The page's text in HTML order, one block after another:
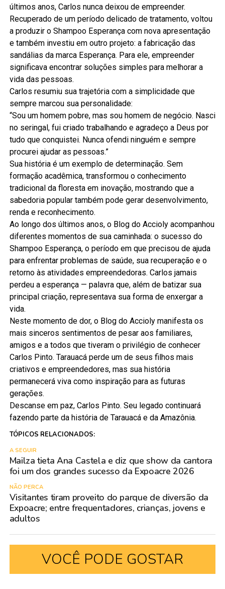
últimos anos, Carlos nunca deixou de empreender.
Recuperado de um período delicado de tratamento, voltou
a produzir o Shampoo Esperança com nova apresentação
e também investiu em outro projeto: a fabricação das
sandálias da marca Esperança. Para ele, empreender
significava encontrar soluções simples para melhorar a
vida das pessoas.
Carlos resumiu sua trajetória com a simplicidade que
sempre marcou sua personalidade:
“Sou um homem pobre, mas sou homem de negócio. Nasci
no seringal, fui criado trabalhando e agradeço a Deus por
tudo que conquistei. Nunca ofendi ninguém e sempre
procurei ajudar as pessoas.”
Sua história é um exemplo de determinação. Sem
formação acadêmica, transformou o conhecimento
tradicional da floresta em inovação, mostrando que a
sabedoria popular também pode gerar desenvolvimento,
renda e reconhecimento.
Ao longo dos últimos anos, o Blog do Accioly acompanhou
diferentes momentos de sua caminhada: o sucesso do
Shampoo Esperança, o período em que precisou de ajuda
para enfrentar problemas de saúde, sua recuperação e o
retorno às atividades empreendedoras. Carlos jamais
perdeu a esperança — palavra que, além de batizar sua
principal criação, representava sua forma de enxergar a
vida.
Neste momento de dor, o Blog do Accioly manifesta os
mais sinceros sentimentos de pesar aos familiares,
amigos e a todos que tiveram o privilégio de conhecer
Carlos Pinto. Tarauacá perde um de seus filhos mais
criativos e empreendedores, mas sua história
permanecerá viva como inspiração para as futuras
gerações.
Descanse em paz, Carlos Pinto. Seu legado continuará
fazendo parte da história de Tarauacá e da Amazônia.
TÓPICOS RELACIONADOS:
A SEGUIR
Mailza tieta Ana Castela e diz que show da cantora
foi um dos grandes sucesso da Expoacre 2026
NÃO PERCA
Visitantes tiram proveito do parque de diversão da
Expoacre; entre frequentadores, crianças, jovens e
adultos
VOCÊ PODE GOSTAR